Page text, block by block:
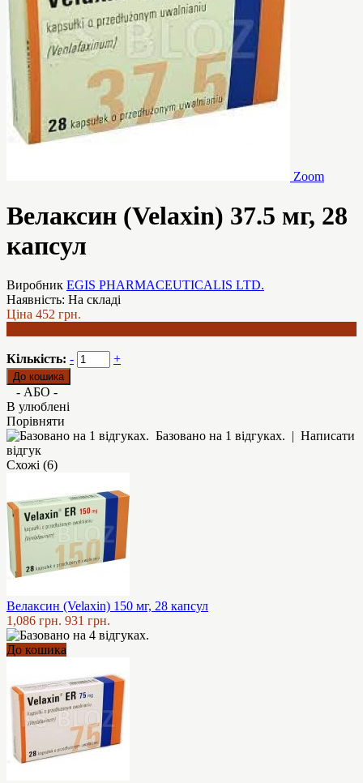
Zoom
Велаксин (Velaxin) 37.5 мг, 28
капсул
Виробник EGIS PHARMACEUTICALIS LTD.
Наявність: На складі
Ціна 452 грн.
Кількість: - +
- АБО -
В улюблені
Порівняти
Базовано на 1 відгуках. | Написати
відгук
Схожі (6)
Велаксин (Velaxin) 150 мг, 28 капсул
1,086 грн. 931 грн.
До кошика